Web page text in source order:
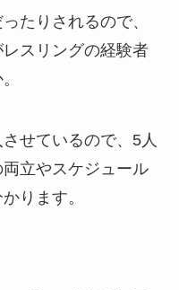
たりされるので、
スリングの経験者
せているので、5人
立やスケジュール
ります。